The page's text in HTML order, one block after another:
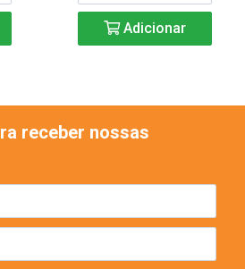
Adicionar
receber nossas